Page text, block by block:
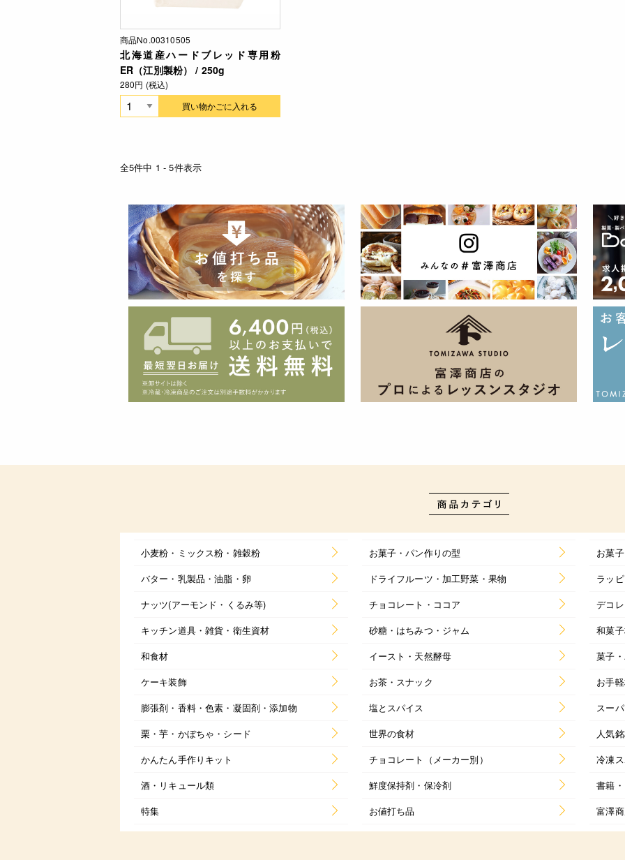
商品No.00310505
北海道産ハードブレッド専用粉
ER（江別製粉） / 250g
280円 (税込)
買い物かごに入れる
全5件中 1 - 5件表示
小麦粉・ミックス粉・雑穀粉 お菓子・パン作りの型
お菓
バター・乳製品・油脂・卵
ドライフルーツ・加工野菜・果物
ラッ
ナッツ(アーモンド・くるみ等)
チョコレート・ココア
デコ
キッチン道具・雑貨・衛生資材
砂糖・はちみつ・ジャム
和菓
和食材
イースト・天然酵母
菓子
ケーキ装飾
お茶・スナック
お手
膨張剤・香料・色素・凝固剤・添加物
塩とスパイス
スー
栗・芋・かぼちゃ・シード
世界の食材
人気
かんたん手作りキット
チョコレート（メーカー別）
冷凍
酒・リキュール類
鮮度保持剤・保冷剤
書籍
特集
お値打ち品 富澤